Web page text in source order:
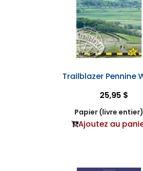
Trailblazer Pennine
25,95 $
Papier (livre entier)
Ajoutez au